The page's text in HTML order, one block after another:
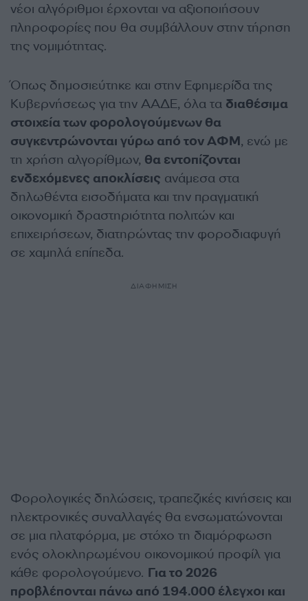
νέοι αλγόριθμοι έρχoνται να αξιοποιήσουν
πληροφορίες που θα συμβάλλουν στην τήρηση
της νομιμότητας.
Όπως δημοσιεύτηκε και στην Εφημερίδα της
Κυβερνήσεως για την ΑΑΔΕ, όλα τα διαθέσιμα
στοιχεία των φορολογούμενων θα
συγκεντρώνονται γύρω από τον ΑΦΜ, ενώ με
τη χρήση αλγορίθμων, θα εντοπίζονται
ενδεχόμενες αποκλίσεις ανάμεσα στα
δηλωθέντα εισοδήματα και την πραγματική
οικονομική δραστηριότητα πολιτών και
επιχειρήσεων, διατηρώντας την φοροδιαφυγή
σε χαμηλά επίπεδα.
ΔΙΑΦΗΜΙΣΗ
Φορολογικές δηλώσεις, τραπεζικές κινήσεις και
ηλεκτρονικές συναλλαγές θα ενσωματώνονται
σε μια πλατφόρμα, με στόχο τη διαμόρφωση
ενός ολοκληρωμένου οικονομικού προφίλ για
κάθε φορολογούμενο. Για το 2026
προβλέπονται πάνω από 194.000 έλεγχοι και